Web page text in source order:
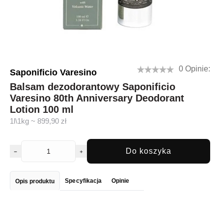
Saponificio Varesino 0 Opinie:
Balsam dezodorantowy Saponificio
Varesino 80th Anniversary Deodorant
Lotion 100 ml
1l\1kg ~ 899,90 zł
Do koszyka
Opis produktu Specyfikacja Opinie